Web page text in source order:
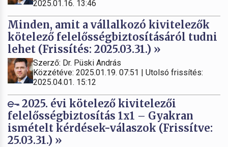
2025.01.16. 13:46
Minden, amit a vállalkozó kivitelezők
kötelező felelősségbiztosításáról tudni
lehet (Frissítés: 2025.03.31.) »
Szerző: Dr. Püski András
Közzétéve: 2025.01.19. 07:51 | Utolsó frissítés:
2025.04.01. 15:12
2025. évi kötelező kivitelezői
felelősségbiztosítás 1x1 – Gyakran
ismételt kérdések-válaszok (Frissítve:
25.03.31.) »